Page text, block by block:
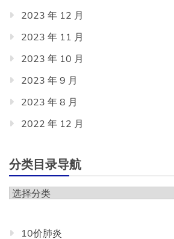
2023 年 12 月
2023 年 11 月
2023 年 10 月
2023 年 9 月
2023 年 8 月
2022 年 12 月
分类目录导航
分
10价肺炎